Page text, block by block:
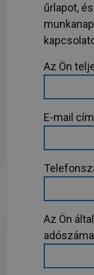
űrlapot,
Az Ön
E-mail
Az Ön
adószáma